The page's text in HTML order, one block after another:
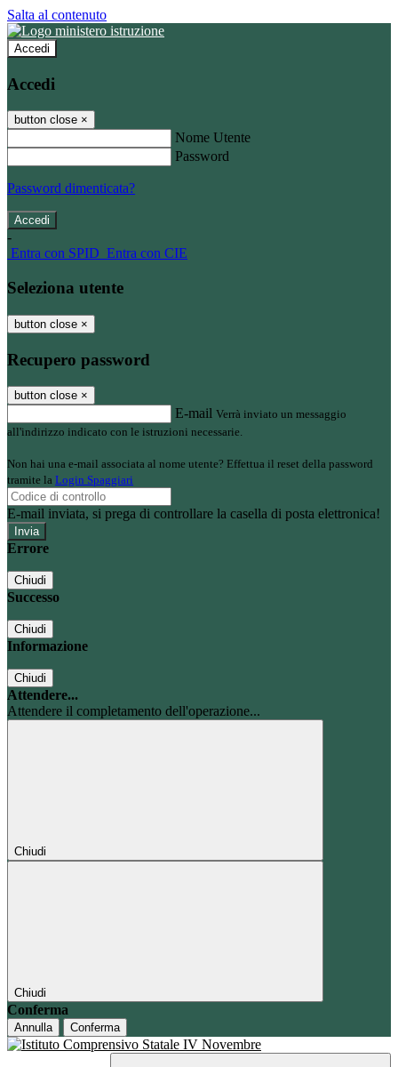
Salta al contenuto
Accedi
Accedi
button close ×
Nome Utente
Password
Password dimenticata?
-
Entra con SPID Entra con CIE
Seleziona utente
button close ×
Recupero password
button close ×
E-mail Verrà inviato un messaggio
all'indirizzo indicato con le istruzioni necessarie.
Non hai una e-mail associata al nome utente? Effettua il reset della password
tramite la Login Spaggiari
E-mail inviata, si prega di controllare la casella di posta elettronica!
Errore
Chiudi
Successo
Chiudi
Informazione
Chiudi
Attendere...
Attendere il completamento dell'operazione...
Chiudi
Chiudi
Conferma
Annulla Conferma